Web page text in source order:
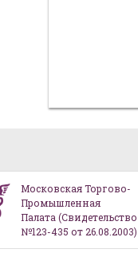
Московская Торгово-
Промышленная
Палата (Свидетельство
№123-435 от 26.08.2003)